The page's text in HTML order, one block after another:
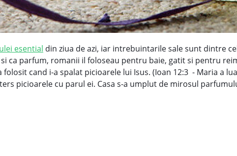
ulei esential din ziua de azi, iar intrebuintarile sale sunt dintre
ca parfum, romanii il foloseau pentru baie, gatit si pentru
folosit cand i-a spalat picioarele lui Isus. (Ioan 12:3 - Maria a
picioarele cu parul ei. Casa s-a umplut de mirosul